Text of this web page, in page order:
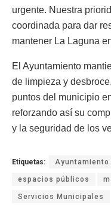
urgente. Nuestra
coordinada para dar
mantener La Laguna
El Ayuntamiento
de limpieza y
puntos del municipio
reforzando así su
y la seguridad de los
Etiquetas: Ayuntamiento
espacios públicos
Servicios Municipales